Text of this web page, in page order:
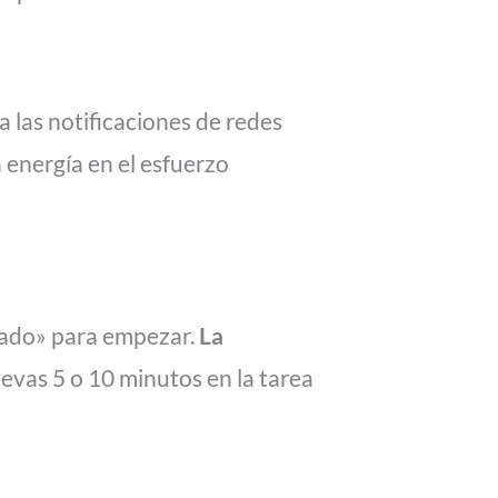
las notificaciones de redes
en el esfuerzo
para empezar. La
5 o 10 minutos en la tarea